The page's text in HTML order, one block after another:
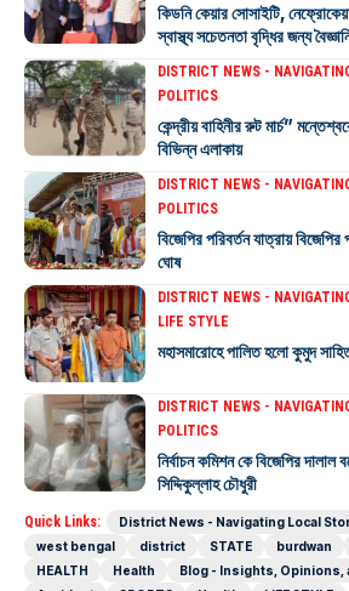
কিডনি কেয়ার সোসাইটি,
স্বাস্থ্য সচেতনতা বৃদ্ধির জন্য
DISTRICT NEWS -
POLITICS
কেন্দ্রীয় বাহিনীর রুট মার্চ”
বিভিন্ন এলাকায়
DISTRICT NEWS -
POLITICS
বিজেপির পরিবর্তন যাত্রায়
ঘোষ
DISTRICT NEWS -
LIFE STYLE
মহাসমারোহে পালিত হলো কুমুদ
DISTRICT NEWS -
POLITICS
নির্বাচন কমিশন কে বিজেপির
সিদ্দিকুল্লাহ চৌধুরী
Quick Links: District News - Navigating Local
west bengal
district STATE burdwan
HEALTH
Health
Blog - Insights, Opinions,